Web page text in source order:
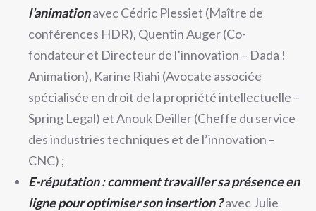
l’animationavec Cédric Plessiet (Maître de
conférences HDR), Quentin Auger (Co-
fondateur et Directeur de l’innovation – Dada !
Animation), Karine Riahi (Avocate associée
spécialisée en droit de la propriété intellectuelle –
Spring Legal) et Anouk Deiller (Cheffe du service
des industries techniques et de l’innovation –
CNC) ;
E-réputation : comment travailler sa présence en
ligne pour optimiser son insertion ?avec Julie